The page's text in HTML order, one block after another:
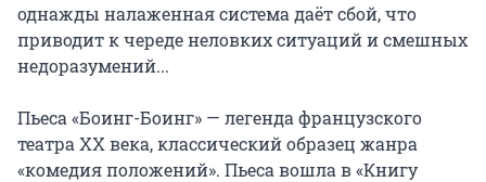
однажды налаженная система даёт сбой, что
приводит к череде неловких ситуаций и смешных
недоразумений...
Пьеса «Боинг-Боинг» — легенда французского
театра XX века, классический образец жанра
«комедия положений». Пьеса вошла в «Книгу